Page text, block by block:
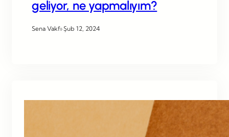
geliyor, ne yapmalıyım?
Sena Vakfı·Şub 12, 2024